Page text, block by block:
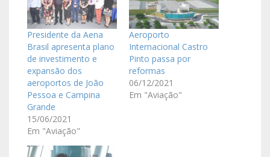
Presidente da Aena
Brasil apresenta plano
de investimento e
expansão dos
aeroportos de João
Pessoa e Campina
Grande
15/06/2021
Em "Aviação"
Aeroporto
Internacional Castro
Pinto passa por
reformas
06/12/2021
Em "Aviação"